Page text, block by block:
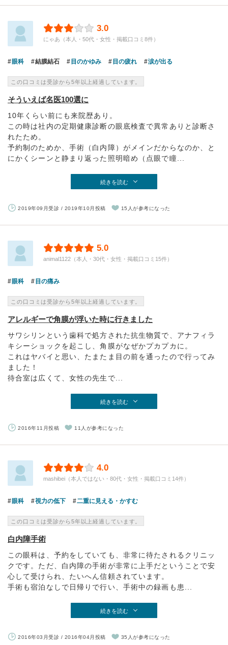
3.0
にゃあ（本人・50代・女性・掲載口コミ8件）
眼科 結膜結石 目のかゆみ 目の疲れ 涙が出る
この口コミは受診から5年以上経過しています。
そういえば名医100選に
10年くらい前にも来院歴あり。
この時は社内の定期健康診断の眼底検査で異常ありと診断さ
れたため。
予約制のためか、手術（白内障）がメインだからなのか、と
にかくシーンと静まり返った照明暗め（点眼で瞳...
続きを読む
2019年09月受診 / 2019年10月投稿 15人が参考になった
5.0
animal1122（本人・30代・女性・掲載口コミ15件）
眼科 目の痛み
この口コミは受診から5年以上経過しています。
アレルギーで角膜が浮いた時に行きました
サワシリンという歯科で処方された抗生物質で、アナフィラ
キシーショックを起こし、角膜がなぜかプカプカに。
これはヤバイと思い、たまたま目の前を通ったので行ってみ
ました！
待合室は広くて、女性の先生で...
続きを読む
2016年11月投稿 11人が参考になった
4.0
mashibei（本人ではない・80代・女性・掲載口コミ14件）
眼科 視力の低下 二重に見える・かすむ
この口コミは受診から5年以上経過しています。
白内障手術
この眼科は、予約をしていても、非常に待たされるクリニッ
クです。ただ、白内障の手術が非常に上手だということで安
心して受けられ、たいへん信頼されています。
手術も宿泊なしで日帰りで行い、手術中の録画も患...
続きを読む
2016年03月受診 / 2016年04月投稿 35人が参考になった